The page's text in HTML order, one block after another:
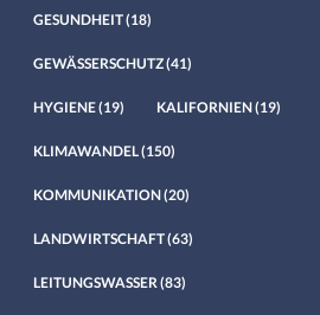
GESUNDHEIT(18)
GEWÄSSERSCHUTZ(41)
HYGIENE(19) KALIFORNIEN(19)
KLIMAWANDEL(150)
KOMMUNIKATION(20)
LANDWIRTSCHAFT(63)
LEITUNGSWASSER (83)